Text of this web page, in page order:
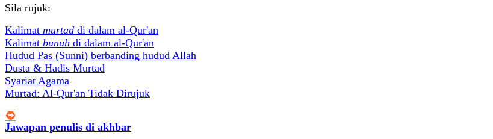
Sila rujuk:
Kalimat murtad di dalam al-Qur'an
Kalimat bunuh di dalam al-Qur'an
Hudud Pas (Sunni) berbanding hudud Allah
Dusta & Hadis Murtad
Syariat Agama
Murtad: Al-Qur'an Tidak Dirujuk
Jawapan penulis di akhbar